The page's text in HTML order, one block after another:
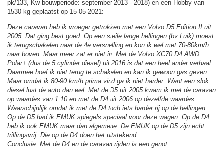
pk/133, Kw bouwperiode: september 2013 - 2018) en een Hobby van
1530 kg geplaatst op 15-05-2021:
Deze caravan heb ik vroeger getrokken met een Volvo D5 Edition II uit
2005. Dat ging best goed. Op een steile lange hellingen (bv Luik) moest
ik terugschakelen naar de 4e versnelling en kon ik wel met 70-80km/h
naar boven. Maar meer zat er niet in. Met de Volvo XC70 D4 AWD
Polar+ (dus de 5 cylinder diesel) uit 2016 is dat een heel ander verhaal.
Daarmee hoef ik niet terug te schakelen en kan ik gewoon gas geven.
Maar omdat ik 80-90 km/h prima vind ga ik niet harder. Want een slok
diesel lust de auto dan wel. Met de D5 uit 2005 kwam ik met de caravan
op waardes van 1:10 en met de D4 uit 2006 op dezelfde waardes.
Waarschijnlijk omdat ik met de D4 toch iets harder rij op de hellingen.
Op de D5 had ik EMUK spiegels speciaal voor deze wagen. Op de D4
heb ik ook EMUK maar dan algemene. De EMUK op de D5 zijn echt
trillingsvrij. Die op de D4 doen het uitstekend.
Conclusie. Met de D4 en de caravan rijden is een genot.